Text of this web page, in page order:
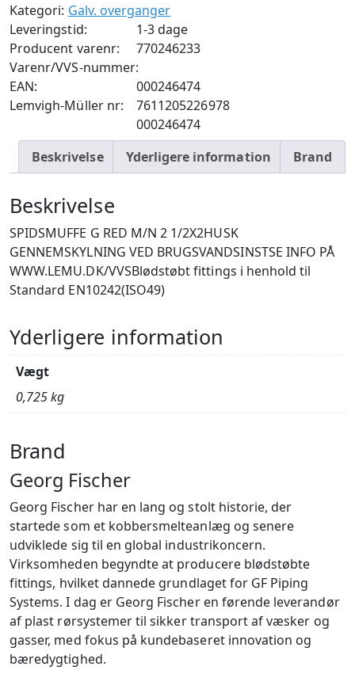
x
2
antal
Kategori: Galv. overganger
Leveringstid:
1-3 dage
Producent varenr:
770246233
Varenr/VVS-nummer:
000246474
EAN:
7611205226978
Lemvigh-Müller nr:
000246474
Beskrivelse
Yderligere information Brand
Beskrivelse
SPIDSMUFFE G RED M/N 2 1/2X2HUSK
GENNEMSKYLNING VED BRUGSVANDSINSTSE INFO PÅ
WWW.LEMU.DK/VVSBlødstøbt fittings i henhold til
Standard EN10242(ISO49)
Yderligere information
Vægt
0,725 kg
Brand
Georg Fischer
Georg Fischer har en lang og stolt historie, der
startede som et kobbersmelteanlæg og senere
udviklede sig til en global industrikoncern.
Virksomheden begyndte at producere blødstøbte
fittings, hvilket dannede grundlaget for GF Piping
Systems. I dag er Georg Fischer en førende leverandør
af plast rørsystemer til sikker transport af væsker og
gasser, med fokus på kundebaseret innovation og
bæredygtighed.